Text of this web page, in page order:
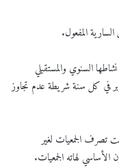
السارية المفعول.
السنوي والمستقبلي
قبل الـ 15من شهر أكتوبر في كل سنة شريطة عدم تجاوز
تصرف الجمعيات لغير
لهاته الجمعيات.